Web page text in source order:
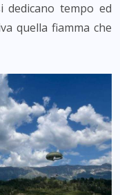
dedicano tempo ed
quella fiamma che